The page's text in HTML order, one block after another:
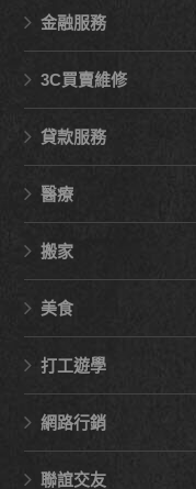
金融服務
3C買賣維修
貸款服務
醫療
搬家
美食
打工遊學
網路行銷
聯誼交友